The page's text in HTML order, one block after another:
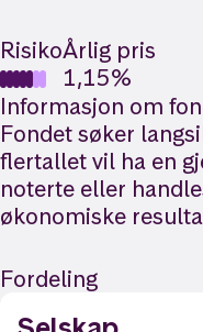
RisikoÅrlig pris
1,15%
Informasjon om
Fondet søker
flertallet vil ha en
noterte eller
økonomiske
Fordeling